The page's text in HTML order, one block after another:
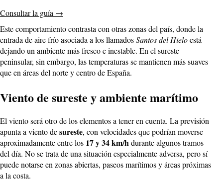
Consultar la guía →
Este comportamiento contrasta con otras zonas del país, donde la
entrada de aire frío asociada a los llamadosSantos del Hieloestá
dejando un ambiente más fresco e inestable. En el sureste
peninsular, sin embargo, las temperaturas se mantienen más suaves
que en áreas del norte y centro de España.
Viento de sureste y ambiente marítimo
El viento será otro de los elementos a tener en cuenta. La previsión
apunta a viento desureste, con velocidades que podrían moverse
aproximadamente entre los 17 y 34 km/hdurante algunos tramos
del día. No se trata de una situación especialmente adversa, pero sí
puede notarse en zonas abiertas, paseos marítimos y áreas próximas
a la costa.